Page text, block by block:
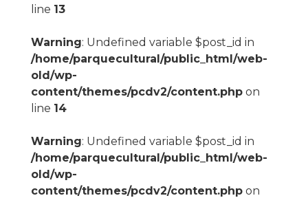
line 13
Warning: Undefined variable $post_id in
/home/parquecultural/public_html/web-
old/wp-
content/themes/pcdv2/content.phpon
line 14
Warning: Undefined variable $post_id in
/home/parquecultural/public_html/web-
old/wp-
content/themes/pcdv2/content.phpon